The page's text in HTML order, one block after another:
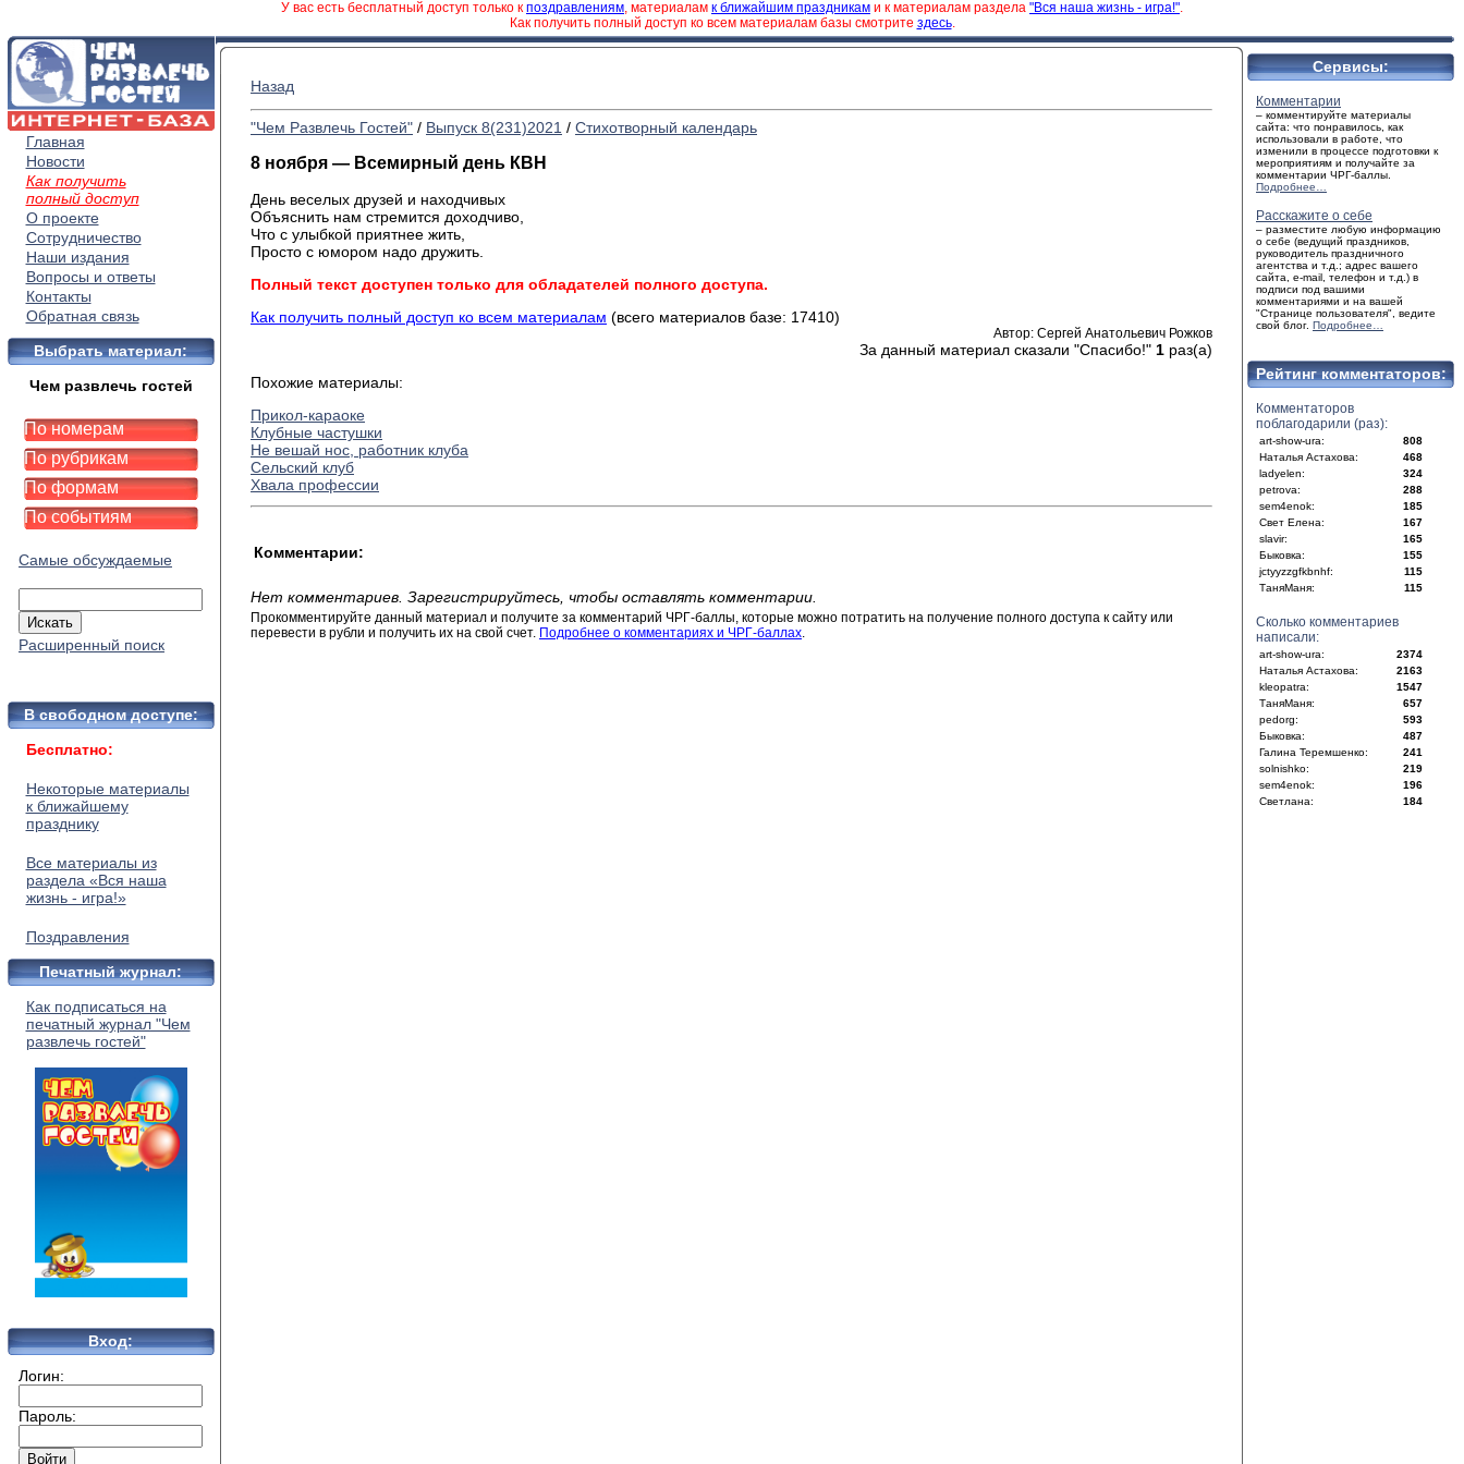
У вас есть бесплатный доступ только к поздравлениям, материалам к ближайшим праздникам и к материалам раздела "Вся наша жизнь - игра!".
Как получить полный доступ ко всем материалам базы смотрите здесь.
Главная
Новости
Как получить
полный доступ
О проекте
Сотрудничество
Наши издания
Вопросы и ответы
Контакты
Обратная связь
Выбрать материал:
Чем развлечь гостей
По номерам
По рубрикам
По формам
По событиям
Самые обсуждаемые
Расширенный поиск
В свободном доступе:
Бесплатно:
Некоторые материалы
к ближайшему
празднику
Все материалы из
раздела «Вся наша
жизнь - игра!»
Поздравления
Печатный журнал:
Как подписаться на
печатный журнал "Чем
развлечь гостей"
Вход:
Логин:
Пароль:
Назад
"Чем Развлечь Гостей" / Выпуск 8(231)2021 / Стихотворный календарь
8 ноября — Всемирный день КВН
День веселых друзей и находчивых
Объяснить нам стремится доходчиво,
Что с улыбкой приятнее жить,
Просто с юмором надо дружить.
Полный текст доступен только для обладателей полного доступа.
Как получить полный доступ ко всем материалам (всего материалов базе: 17410)
Автор: Сергей Анатольевич Рожков
За данный материал сказали "Спасибо!" 1 раз(а)
Похожие материалы:
Прикол-караоке
Клубные частушки
Не вешай нос, работник клуба
Сельский клуб
Хвала профессии
Комментарии:
Нет комментариев. Зарегистрируйтесь, чтобы оставлять комментарии.
Прокомментируйте данный материал и получите за комментарий ЧРГ-баллы, которые можно потратить на получение полного доступа к сайту или
перевести в рубли и получить их на свой счет. Подробнее о комментариях и ЧРГ-баллах.
Сервисы:
Комментарии
– комментируйте материалы
сайта: что понравилось, как
использовали в работе, что
изменили в процессе подготовки к
мероприятиям и получайте за
комментарии ЧРГ-баллы.
Подробнее…
Расскажите о себе
– разместите любую информацию
о себе (ведущий праздников,
руководитель праздничного
агентства и т.д.; адрес вашего
сайта, e-mail, телефон и т.д.) в
подписи под вашими
комментариями и на вашей
"Странице пользователя", ведите
свой блог. Подробнее…
Рейтинг комментаторов:
Комментаторов
поблагодарили (раз):
art-show-ura:
808
Наталья Астахова:
468
ladyelen:
324
petrova:
288
sem4enok:
185
Свет Елена:
167
slavir:
165
Быковка:
155
jctyyzzgfkbnhf:
115
ТаняМаня:
115
Сколько комментариев
написали:
art-show-ura:
2374
Наталья Астахова:
2163
kleopatra:
1547
ТаняМаня:
657
pedorg:
593
Быковка:
487
Галина Теремшенко:
241
solnishko:
219
sem4enok:
196
Светлана:
184